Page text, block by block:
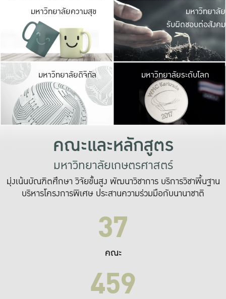
มหาวิทยาลัยความสุข มหาวิ
ค
เปิดประ
และพบเรื่องราวใ
มหาวิทยาลัย
รับผิดชอบต่อสังคม
มหาวิทยาลัยดิจิทัล มหาวิ
เปลี่ยนแปลง แล
เพื่อทำง
ระบบสารสนเทศ
มหาวิทยาลัยระดับโลก
คณะและหลักสูตร
มหาวิทยาลัยเกษตรศาสตร์
มุ่งเน้นบัณฑิตศึกษา วิจัยขั้นสูง พัฒนาวิชาการ บริการวิชาพื้นฐาน
บริหารโครงการพิเศษ ประสานความร่วมมือกับนานาชาติ
37
คณะ
459